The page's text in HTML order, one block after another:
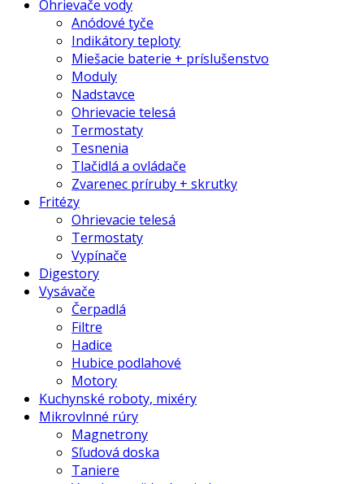
Ohrievače vody
Anódové tyče
Indikátory teploty
Miešacie baterie + príslušenstvo
Moduly
Nadstavce
Ohrievacie telesá
Termostaty
Tesnenia
Tlačidlá a ovládače
Zvarenec príruby + skrutky
Fritézy
Ohrievacie telesá
Termostaty
Vypínače
Digestory
Vysávače
Čerpadlá
Filtre
Hadice
Hubice podlahové
Motory
Kuchynské roboty, mixéry
Mikrovlnné rúry
Magnetrony
Sľudová doska
Taniere